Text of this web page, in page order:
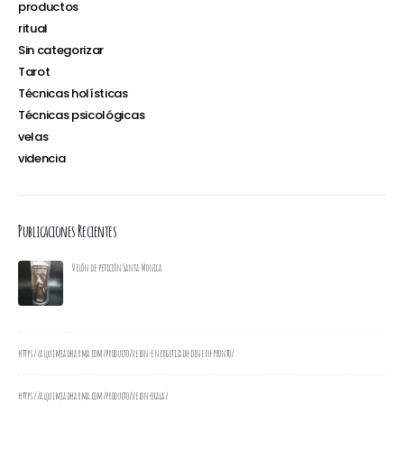
productos
ritual
Sin categorizar
Tarot
Técnicas holísticas
Técnicas psicológicas
velas
videncia
Publicaciones Recientes
Velón de petición Santa Monica
https://alquimiadharma.com/producto/velon-energetizado-dinero-pronto/
https://alquimiadharma.com/producto/velon-oxala/